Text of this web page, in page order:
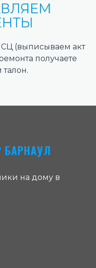
СЦ (выписываем акт
получаете
БАРНАУЛ
на дому в